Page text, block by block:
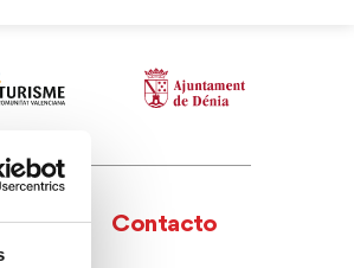
Contacto